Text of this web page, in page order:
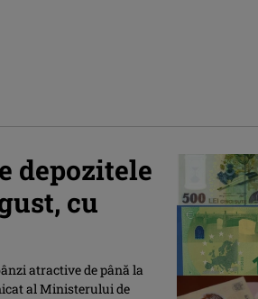
depozitele
cu
atractive de până la
al Ministerului de